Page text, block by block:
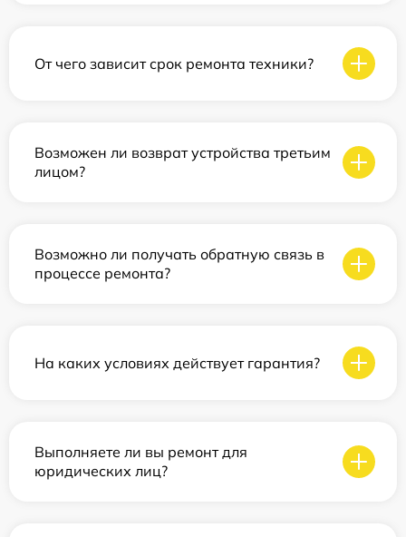
От чего зависит срок ремонта техники?
Возможен ли возврат устройства третьим
лицом?
Возможно ли получать обратную связь в
процессе ремонта?
На каких условиях действует гарантия?
Выполняете ли вы ремонт для
юридических лиц?